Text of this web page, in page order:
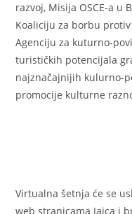
razvoj, Misija OSCE-a u
Koaliciju za borbu protiv
Agenciju za kuturno-
turističkih potencijala
najznačajnijih kulurno-
promocije kulturne
Virtualna šetnja će se
web stranicama Jajca i